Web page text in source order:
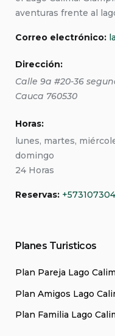
aventuras frente al
Correo electrónico:
Dirección:
Calle 9a #20-36
Cauca 760530
Horas:
lunes, martes,
domingo
24 Horas
Reservas:
Planes Turisticos
Plan Pareja Lago
Plan Amigos Lago
Plan Familia Lago